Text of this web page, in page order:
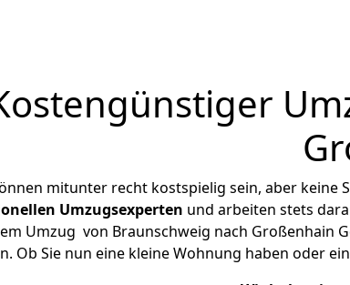
mitunter recht kostspielig sein, aber keine
Umzugsexperten und arbeiten stets
Umzug von Braunschweig nach Großenhain
Ob Sie nun eine kleine Wohnung haben oder